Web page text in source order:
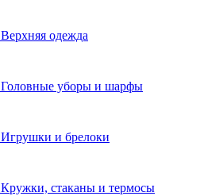
Верхняя одежда
Головные уборы и шарфы
Игрушки и брелоки
Кружки, стаканы и термосы